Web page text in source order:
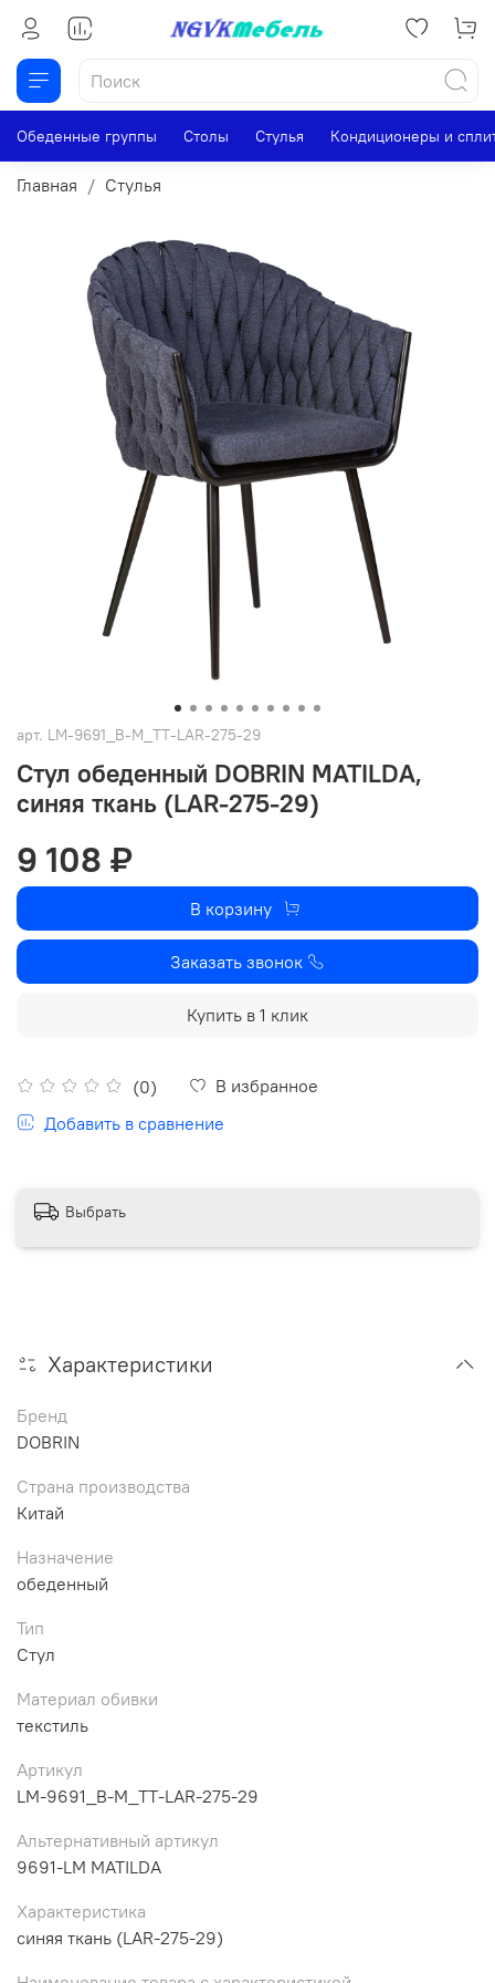
Обеденные группы Столы Стулья Кондиционеры и
Главная Стулья
арт. LM-9691_B-M_TT-LAR-275-29
Стул обеденный DOBRIN MATILDA,
синяя ткань (LAR-275-29)
(0)
В избранное
Добавить в сравнение
9 108 ₽
В корзину
Заказать звонок
Купить в 1 клик
Выбрать
Характеристики
Бренд
DOBRIN
Страна производства
Китай
Назначение
обеденный
Тип
Стул
Материал обивки
текстиль
Артикул
LM-9691_B-M_TT-LAR-275-29
Альтернативный артикул
9691-LM MATILDA
Характеристика
синяя ткань (LAR-275-29)